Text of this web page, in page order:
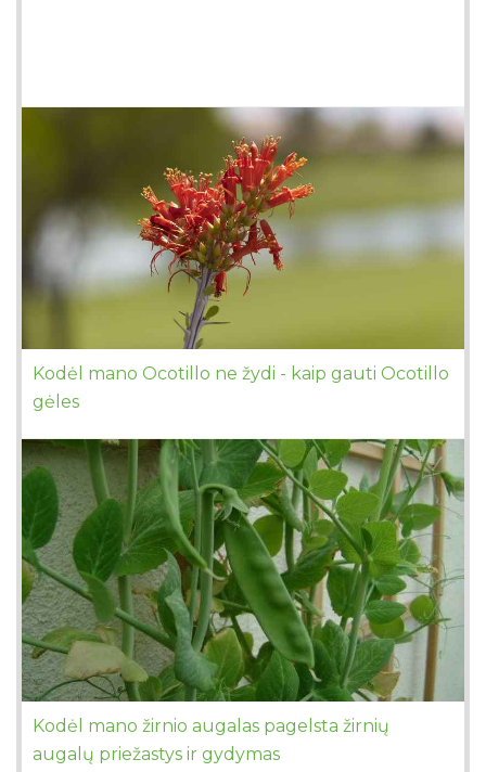
Kodėl mano Ocotillo ne žydi - kaip gauti Ocotillo
gėles
Kodėl mano žirnio augalas pagelsta žirnių
augalų priežastys ir gydymas